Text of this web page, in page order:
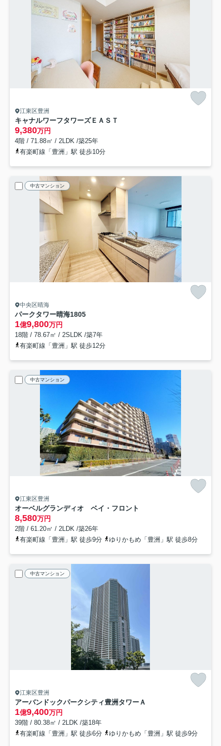
江東区豊洲
キャナルワーフタワーズＥＡＳＴ
9,380万円
4階 / 71.88㎡ / 2LDK /築25年
有楽町線「豊洲」駅 徒歩10分
中古マンション
中央区晴海
パークタワー晴海1805
1億9,800万円
18階 / 78.67㎡ / 2SLDK /築7年
有楽町線「豊洲」駅 徒歩12分
中古マンション
江東区豊洲
オーベルグランディオ ベイ・フロント
8,580万円
2階 / 61.20㎡ / 2LDK /築26年
有楽町線「豊洲」駅 徒歩9分
ゆりかもめ「豊洲」駅 徒歩8分
中古マンション
江東区豊洲
アーバンドックパークシティ豊洲タワーＡ
1億9,400万円
39階 / 80.38㎡ / 2LDK /築18年
有楽町線「豊洲」駅 徒歩6分
ゆりかもめ「豊洲」駅 徒歩9分